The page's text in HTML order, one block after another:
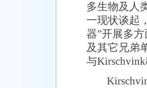
多生物及人
一现状谈起
器”开展多
及其它兄弟
与
Kirschvink